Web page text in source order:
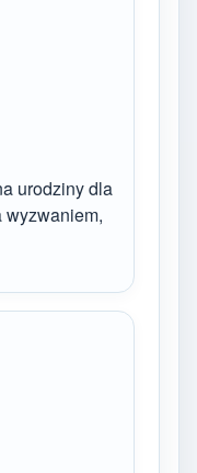
urodziny dla
wyzwaniem,